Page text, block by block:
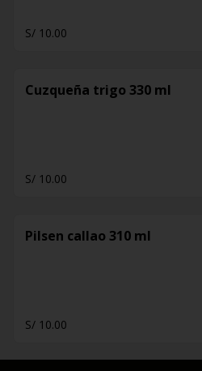
S/ 10.00
Cuzqueña trigo 330 ml
S/ 10.00
Pilsen callao 310 ml
S/ 10.00